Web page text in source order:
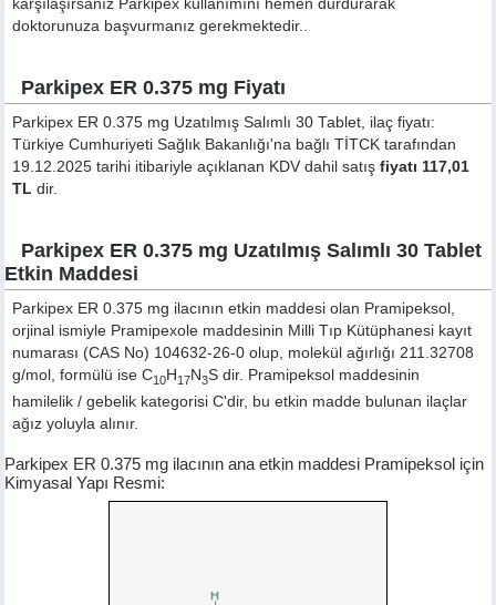
karşılaşırsanız Parkipex kullanımını hemen durdurarak
doktorunuza başvurmanız gerekmektedir..
Parkipex ER 0.375 mg Fiyatı
Parkipex ER 0.375 mg Uzatılmış Salımlı 30 Tablet, ilaç fiyatı:
Türkiye Cumhuriyeti Sağlık Bakanlığı'na bağlı TİTCK tarafından
19.12.2025 tarihi itibariyle açıklanan KDV dahil satışfiyatı 117,01
TL dir.
Parkipex ER 0.375 mg Uzatılmış Salımlı 30 Tablet
Etkin Maddesi
Parkipex ER 0.375 mg ilacının etkin maddesi olan Pramipeksol,
orjinal ismiyle Pramipexole maddesinin Milli Tıp Kütüphanesi kayıt
numarası (CAS No) 104632-26-0 olup, molekül ağırlığı 211.32708
g/mol, formülü ise C10H 17N3S dir. Pramipeksol maddesinin
hamilelik / gebelik kategorisi C'dir, bu etkin madde bulunan ilaçlar
ağız yoluyla alınır.
Parkipex ER 0.375 mg ilacının ana etkin maddesi Pramipeksol için
Kimyasal Yapı Resmi: